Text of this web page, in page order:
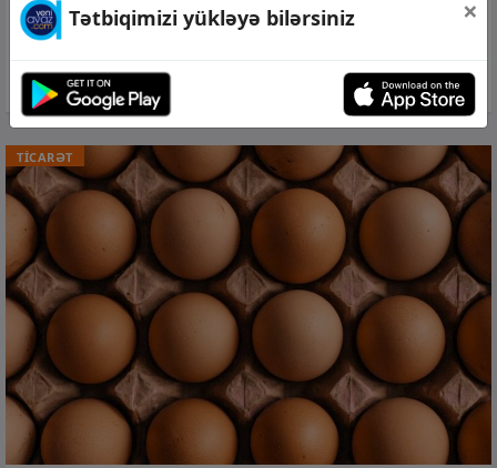
06 avq 2026, 11:43
İtaliyadan Azərbaycana 222 min manata
heykəl gətirilib
TİCARƏT
Tətbiqimizi yükləyə bilərsiniz ×